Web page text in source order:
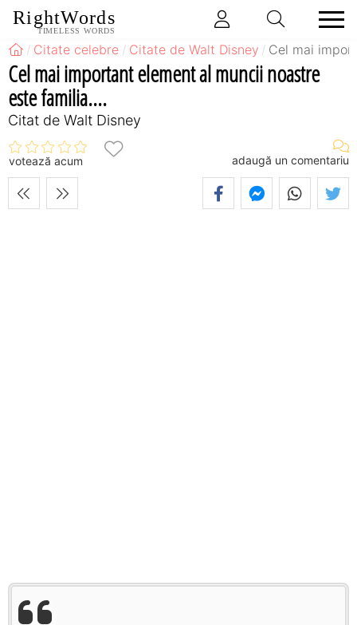
RightWords
TIMELESS WORDS
Citate celebre Citate de Walt Disney Cel mai
Cel mai important element al muncii noastre
este familia....
Citat de Walt Disney
votează acum adaugă un comentariu